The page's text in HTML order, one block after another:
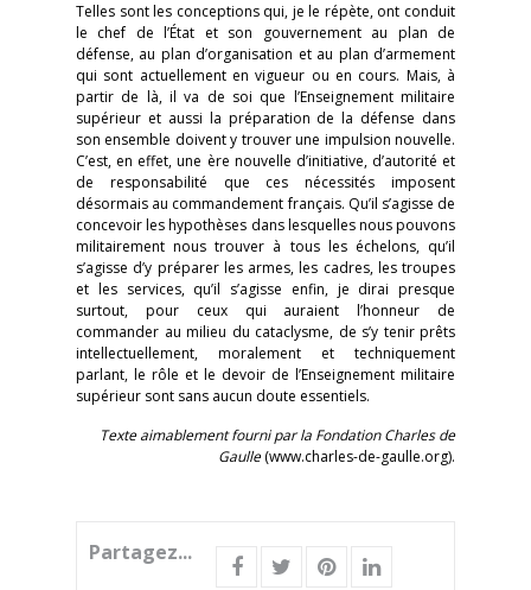
Telles sont les conceptions qui, je le répète, ont conduit
le chef de l’État et son gouvernement au plan de
défense, au plan d’organisation et au plan d’armement
qui sont actuellement en vigueur ou en cours. Mais, à
partir de là, il va de soi que l’Enseignement militaire
supérieur et aussi la préparation de la défense dans
son ensemble doivent y trouver une impulsion nouvelle.
C’est, en effet, une ère nouvelle d’initiative, d’autorité et
de responsabilité que ces nécessités imposent
désormais au commandement français. Qu’il s’agisse de
concevoir les hypothèses dans lesquelles nous pouvons
militairement nous trouver à tous les échelons, qu’il
s’agisse d’y préparer les armes, les cadres, les troupes
et les services, qu’il s’agisse enfin, je dirai presque
surtout, pour ceux qui auraient l’honneur de
commander au milieu du cataclysme, de s’y tenir prêts
intellectuellement, moralement et techniquement
parlant, le rôle et le devoir de l’Enseignement militaire
supérieur sont sans aucun doute essentiels.
Texte aimablement fourni par la Fondation Charles de
Gaulle(www.charles-de-gaulle.org).
Partagez...